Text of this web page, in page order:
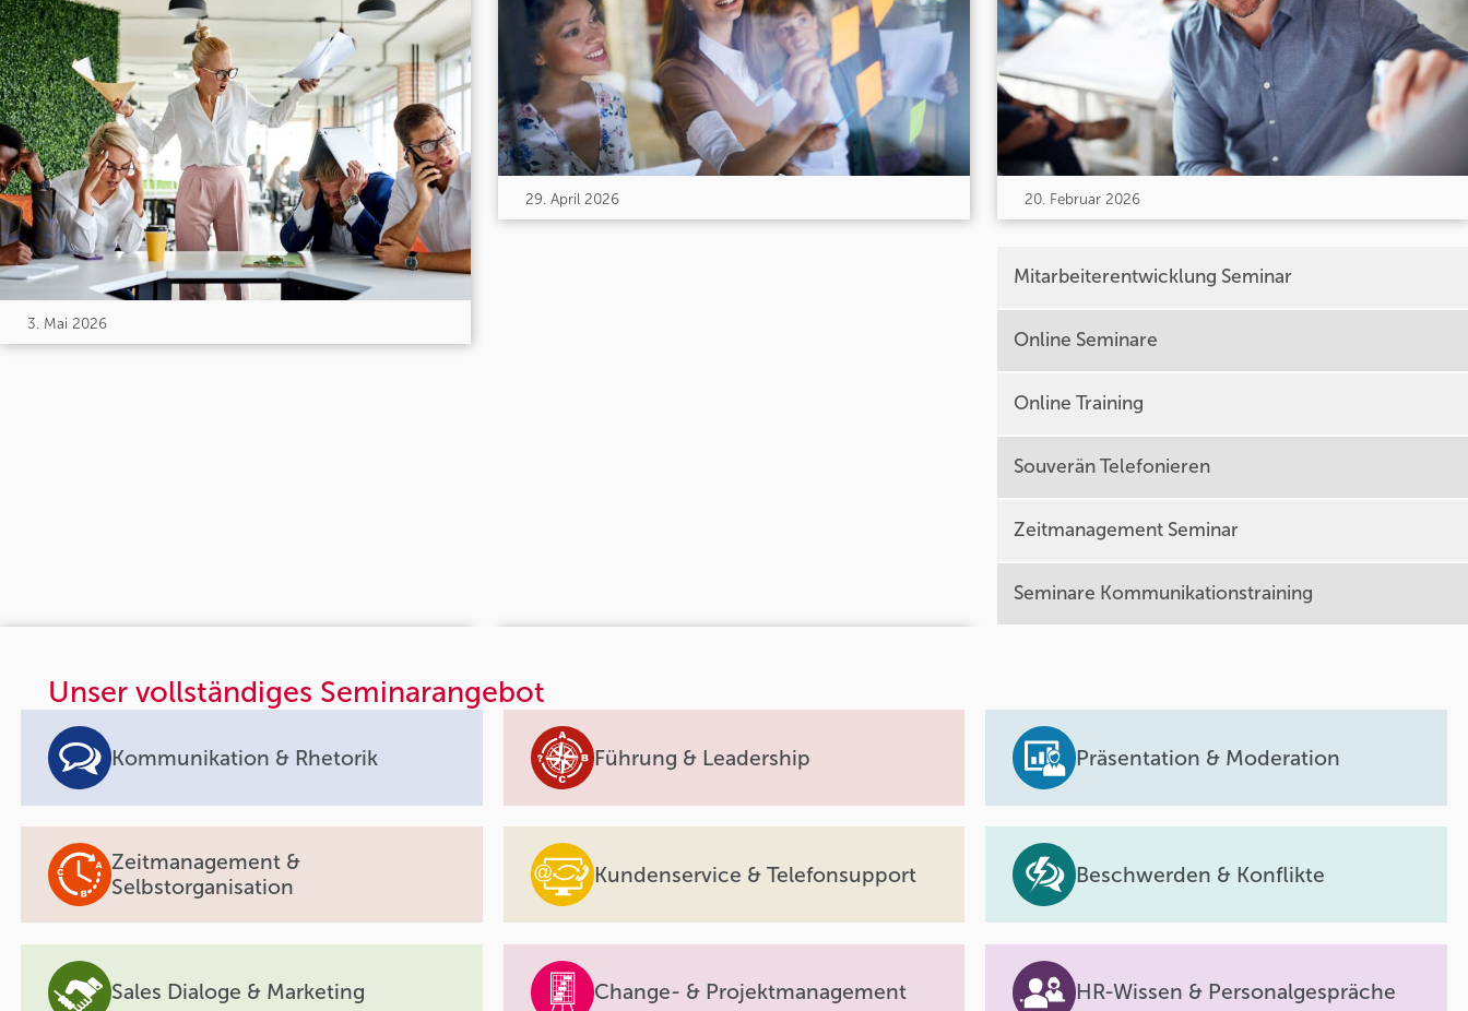
3. Mai 2026
29. April 2026 20. Februar 2026
Mitarbeiterentwicklung Seminar
Online Seminare
Online Training
Souverän Telefonieren
Zeitmanagement Seminar
Seminare Kommunikationstraining
Unser vollständiges Seminarangebot
Kommunikation & Rhetorik Führung & Leadership Präsentation & Moderation
Zeitmanagement &
Selbstorganisation
Kundenservice & Telefonsupport Beschwerden & Konflikte
Sales Dialoge & Marketing Change- & Projektmanagement HR-Wissen & Personalgespräche